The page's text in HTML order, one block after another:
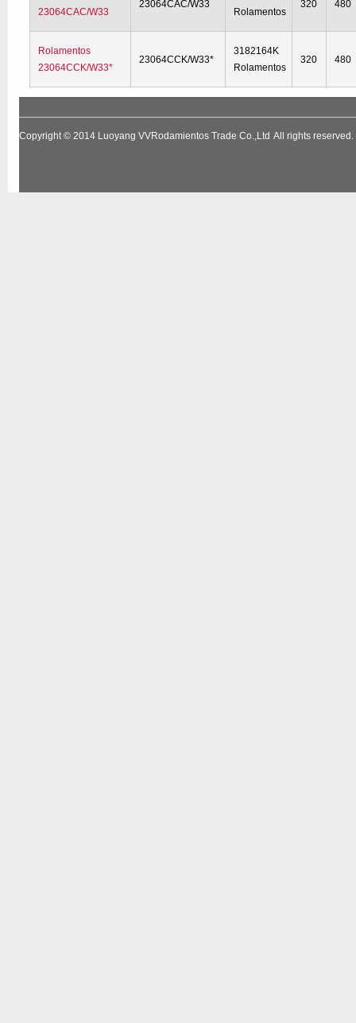
23064CAC/W33
23064CAC/W33
Rolamentos
320 480
Rolamentos
23064CCK/W33*
23064CCK/W33*
3182164K
Rolamentos
320 480
Copyright © 2014 Luoyang VVRodamientos Trade Co.,Ltd All rights